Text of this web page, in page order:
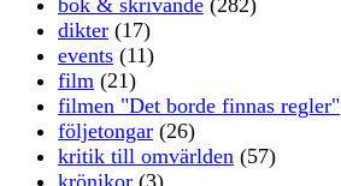
bok & skrivande (282)
dikter (17)
events (11)
film (21)
filmen "Det borde finnas regler"
följetongar (26)
kritik till omvärlden (57)